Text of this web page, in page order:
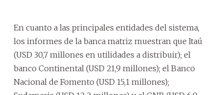
En cuanto a las principales entidades del sistema,
los informes de la banca matriz muestran que Itaú
(USD 30,7 millones en utilidades a distribuir); el
banco Continental (USD 21,9 millones); el Banco
Nacional de Fomento (USD 15,1 millones);